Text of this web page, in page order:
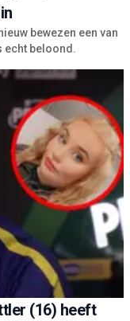
bewezen een van
echt beloond.
(16) heeft